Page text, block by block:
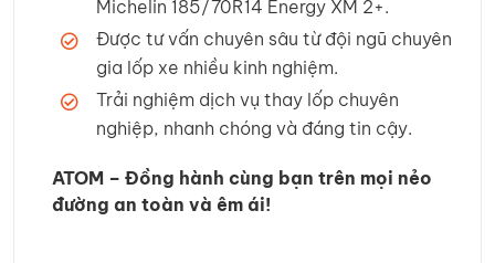
Michelin 185/70R14 Energy XM 2+.
Được tư vấn chuyên sâu từ đội ngũ chuyên
gia lốp xe nhiều kinh nghiệm.
Trải nghiệm dịch vụ thay lốp chuyên
nghiệp, nhanh chóng và đáng tin cậy.
ATOM – Đồng hành cùng bạn trên mọi nẻo
đường an toàn và êm ái!